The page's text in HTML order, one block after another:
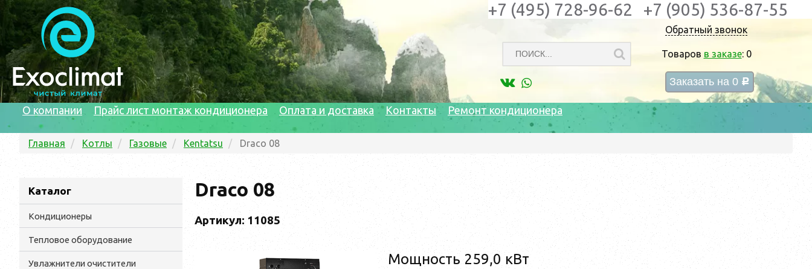
Обратный звонок
Товаров в заказе: 0
Заказать на 0 c
+7 (495) 728-96-62 +7 (905) 536-87-55
О компании Прайс лист монтаж кондиционера Оплата и доставка Контакты Ремонт кондиционера
Главная Котлы Газовые Kentatsu Draco 08
Каталог
Кондиционеры
Тепловое оборудование
Увлажнители очистители
Draco 08
Артикул: 11085
Мощность 259,0 кВт